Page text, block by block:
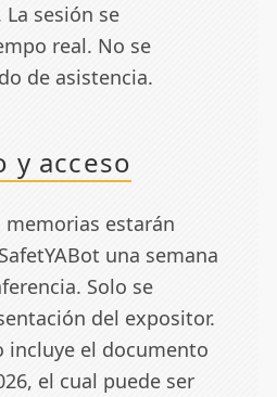
sesión se
real. No se
de asistencia.
y acceso
memorias estarán
una semana
Solo se
del expositor.
incluye el documento
el cual puede ser